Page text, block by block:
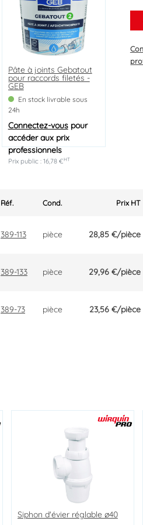
Pâte à joints Gebatout
pour raccords filetés -
GEB
En stock livrable sous
24h
Connectez-vouspour
accéder aux prix
professionnels
Prix public : 16,78 €HT
Réf. Cond. Prix HT
389-113 pièce 28,85 €/pièce
389-133 pièce 29,96 €/pièce
389-73 pièce 23,56 €/pièce
Siphon d'évier réglable ø40
Douchette anticalcaire
monojet
Siphon de lavabo easyphon
ø32 - NICOLL